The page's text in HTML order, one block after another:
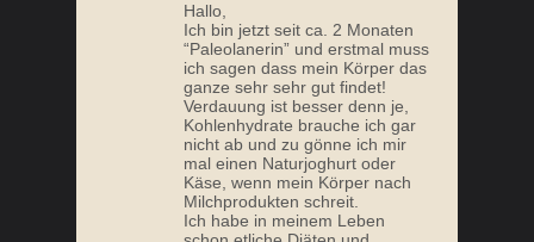
Hallo,
Ich bin jetzt seit ca. 2 Monaten
“Paleolanerin” und erstmal muss
ich sagen dass mein Körper das
ganze sehr sehr gut findet!
Verdauung ist besser denn je,
Kohlenhydrate brauche ich gar
nicht ab und zu gönne ich mir
mal einen Naturjoghurt oder
Käse, wenn mein Körper nach
Milchprodukten schreit.
Ich habe in meinem Leben